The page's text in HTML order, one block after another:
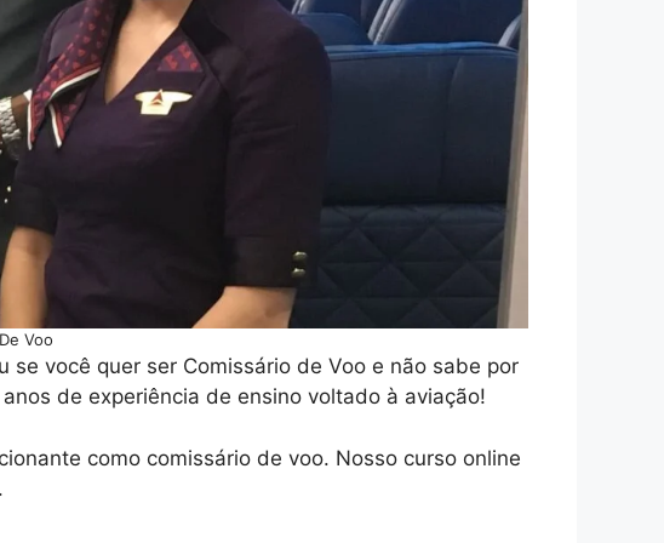
Voo
se você quer ser Comissário de Voo e não sabe por
de experiência de ensino voltado à aviação!
como comissário de voo. Nosso curso online